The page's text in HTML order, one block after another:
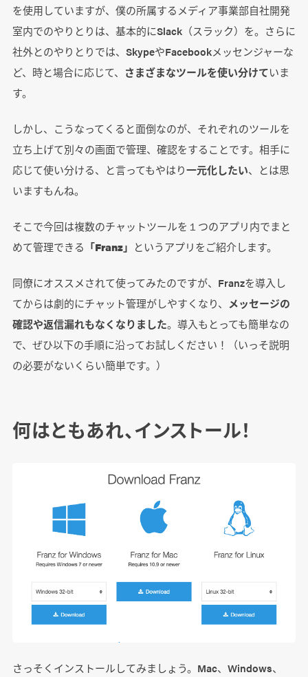
を使用していますが、僕の所属するメディア事業部自社開発
室内でのやりとりは、基本的にSlack（スラック）を。さらに
社外とのやりとりでは、SkypeやFacebookメッセンジャーな
ど、時と場合に応じて、 さまざまなツールを使い分けていま
す。
しかし、こうなってくると面倒なのが、それぞれのツールを
立ち上げて別々の画面で管理、確認をすることです。相手に
応じて使い分ける、と言ってもやはり一元化したい、とは思
いますもんね。
そこで今回は複数のチャットツールを１つのアプリ内でまと
めて管理できる 「Franz」 というアプリをご紹介します。
同僚にオススメされて使ってみたのですが、Franzを導入し
てからは劇的にチャット管理がしやすくなり、 メッセージの
確認や返信漏れもなくなりました。導入もとっても簡単なの
で、ぜひ以下の手順に沿ってお試しください！（いっそ説明
の必要がないくらい簡単です。）
何はともあれ、インストール！
さっそくインストールしてみましょう。Mac、Windows、